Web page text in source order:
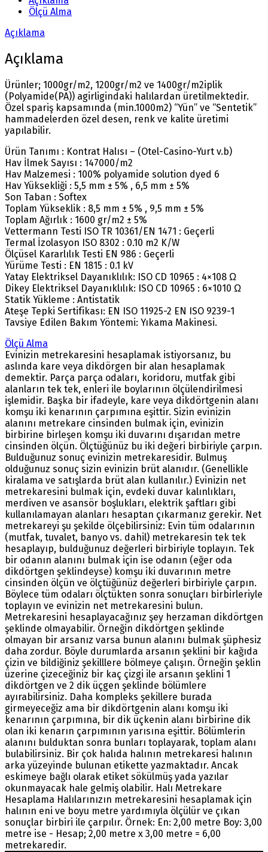
Ölçü Alma
Açıklama
Açıklama
Ürünler; 1000gr/m2, 1200gr/m2 ve 1400gr/m2iplik
(Polyamide(PA)) agirligindaki halılardan üretilmektedir.
Özel spariş kapsamında (min.1000m2) “Yün” ve “Sentetik”
hammadelerden özel desen, renk ve kalite üretimi
yapılabilir.
Ürün Tanımı : Kontrat Halısı – (Otel-Casino-Yurt v.b)
Hav İlmek Sayısı : 147000/m2
Hav Malzemesi : 100% polyamide solution dyed 6
Hav Yüksekliği : 5,5 mm ± 5% , 6,5 mm ± 5%
Son Taban : Softex
Toplam Yükseklik : 8,5 mm ± 5% , 9,5 mm ± 5%
Toplam Ağırlık : 1600 gr/m2 ± 5%
Vettermann Testi ISO TR 10361/EN 1471 : Geçerli
Termal İzolasyon ISO 8302 : 0.10 m2 K/W
Ölçüsel Kararlılık Testi EN 986 : Geçerli
Yürüme Testi : EN 1815 : 0.1 kV
Yatay Elektriksel Dayanıklılık: ISO CD 10965 : 4×108 Ω
Dikey Elektriksel Dayanıklılık: ISO CD 10965 : 6×1010 Ω
Statik Yükleme : Antistatik
Ateşe Tepki Sertifikası: EN ISO 11925-2 EN ISO 9239-1
Tavsiye Edilen Bakım Yöntemi: Yıkama Makinesi.
Ölçü Alma
Evinizin metrekaresini hesaplamak istiyorsanız, bu
aslında kare veya dikdörgen bir alan hesaplamak
demektir. Parça parça odaları, koridoru, mutfak gibi
alanların tek tek, enleri ile boylarının ölçülendirilmesi
işlemidir. Başka bir ifadeyle, kare veya dikdörtgenin alanı
komşu iki kenarının çarpımına eşittir. Sizin evinizin
alanını metrekare cinsinden bulmak için, evinizin
birbirine birleşen komşu iki duvarını dışarıdan metre
cinsinden ölçün. Ölçtüğünüz bu iki değeri birbiriyle çarpın.
Bulduğunuz sonuç evinizin metrekaresidir. Bulmuş
olduğunuz sonuç sizin evinizin brüt alanıdır. (Genellikle
kiralama ve satışlarda brüt alan kullanılır.) Evinizin net
metrekaresini bulmak için, evdeki duvar kalınlıkları,
merdiven ve asansör boşlukları, elektrik şaftları gibi
kullanılamayan alanları hesaptan çıkarmanız gerekir. Net
metrekareyi şu şekilde ölçebilirsiniz: Evin tüm odalarının
(mutfak, tuvalet, banyo vs. dahil) metrekaresin tek tek
hesaplayıp, bulduğunuz değerleri birbiriyle toplayın. Tek
bir odanın alanını bulmak için ise odanın (eğer oda
dikdörtgen şeklindeyse) komşu iki duvarının metre
cinsinden ölçün ve ölçtüğünüz değerleri birbiriyle çarpın.
Böylece tüm odaları ölçtükten sonra sonuçları birbirleriyle
toplayın ve evinizin net metrekaresini bulun.
Metrekaresini hesaplayacağınız şey herzaman dikdörtgen
şeklinde olmayabilir. Örneğin dikdörtgen şeklinde
olmayan bir arsanız varsa bunun alanını bulmak şüphesiz
daha zordur. Böyle durumlarda arsanın şeklini bir kağıda
çizin ve bildiğiniz şekilllere bölmeye çalışın. Örneğin şeklin
üzerine çizeceğiniz bir kaç çizgi ile arsanın şeklini 1
dikdörtgen ve 2 dik üçgen şeklinde bölümlere
ayırabilirsiniz. Daha kompleks şekillere burada
girmeyeceğiz ama bir dikdörtgenin alanı komşu iki
kenarının çarpımına, bir dik üçkenin alanı birbirine dik
olan iki kenarın çarpımının yarısına eşittir. Bölümlerin
alanını bulduktan sonra bunları toplayarak, toplam alanı
bulabilirsiniz. Bir çok halıda halının metrekaresi halının
arka yüzeyinde bulunan etikette yazmaktadır. Ancak
eskimeye bağlı olarak etiket sökülmüş yada yazılar
okunmayacak hale gelmiş olabilir. Halı Metrekare
Hesaplama Halılarınızın metrekaresini hesaplamak için
halının eni ve boyu metre yardımıyla ölçülür ve çıkan
sonuçlar birbiri ile çarpılır. Örnek: En: 2,00 metre Boy: 3,00
metre ise - Hesap; 2,00 metre x 3,00 metre = 6,00
metrekaredir.